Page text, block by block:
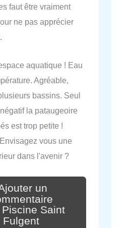
faut être vraiment
ne pas apprécier
aquatique ! Eau
Agréable,
bassins. Seul
la pataugeoire
est trop petite !
vous une
dans l'avenir ?
un
Saint
Fulgent